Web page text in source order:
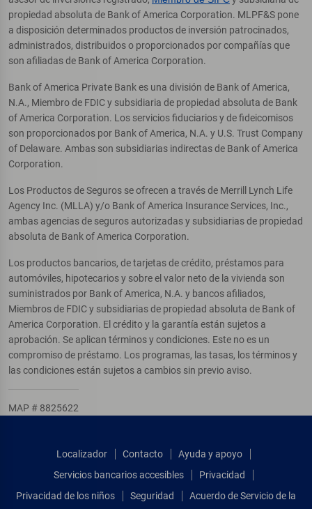
propiedad absoluta de Bank of America Corporation. MLPF&S pone
a disposición determinados productos de inversión patrocinados,
administrados, distribuidos o proporcionados por compañías que
son afiliadas de Bank of America Corporation.
Bank of America Private Bank es una división de Bank of America,
N.A., Miembro de FDIC y subsidiaria de propiedad absoluta de Bank
of America Corporation. Los servicios fiduciarios y de fideicomisos
son proporcionados por Bank of America, N.A. y U.S. Trust Company
of Delaware. Ambas son subsidiarias indirectas de Bank of America
Corporation.
Los Productos de Seguros se ofrecen a través de Merrill Lynch Life
Agency Inc. (MLLA) y/o Bank of America Insurance Services, Inc.,
ambas agencias de seguros autorizadas y subsidiarias de propiedad
absoluta de Bank of America Corporation.
Los productos bancarios, de tarjetas de crédito, préstamos para
automóviles, hipotecarios y sobre el valor neto de la vivienda son
suministrados por Bank of America, N.A. y bancos afiliados,
Miembros de FDIC y subsidiarias de propiedad absoluta de Bank of
America Corporation. El crédito y la garantía están sujetos a
aprobación. Se aplican términos y condiciones. Este no es un
compromiso de préstamo. Los programas, las tasas, los términos y
las condiciones están sujetos a cambios sin previo aviso.
MAP # 8825622
Localizador Contacto
Ayuda y apoyo
Servicios bancarios accesibles
Privacidad
Privacidad de los niños
Seguridad Acuerdo de Servicio de la